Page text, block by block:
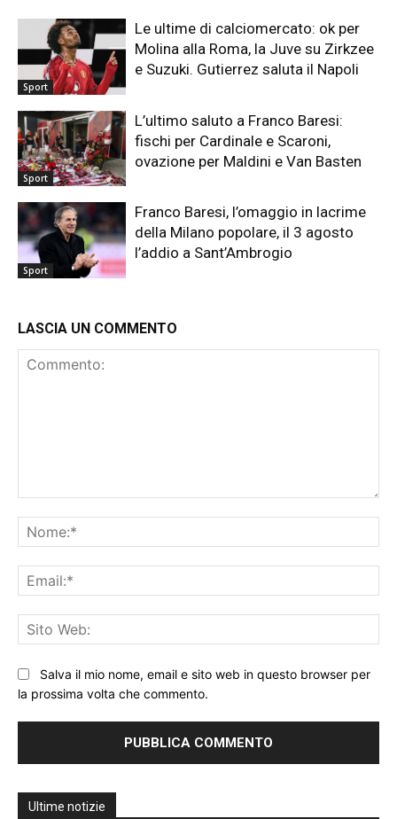
Sport
Le ultime di calciomercato: ok per
Molina alla Roma, la Juve su Zirkzee
e Suzuki. Gutierrez saluta il Napoli
Sport
L’ultimo saluto a Franco Baresi:
fischi per Cardinale e Scaroni,
ovazione per Maldini e Van Basten
Sport
Franco Baresi, l’omaggio in lacrime
della Milano popolare, il 3 agosto
l’addio a Sant’Ambrogio
LASCIA UN COMMENTO
Salva il mio nome, email e sito web in questo browser per
la prossima volta che commento.
Ultime notizie